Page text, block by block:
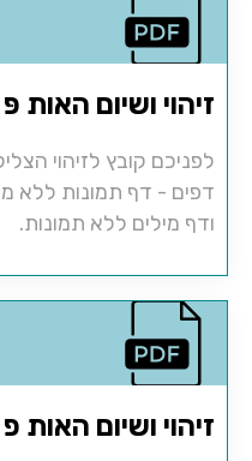
זיהוי ושיום האות
לפניכם קובץ לזיהוי
דפים - דף תמונות ללא
ודף מילים ללא תמונות.
זיהוי ושיום